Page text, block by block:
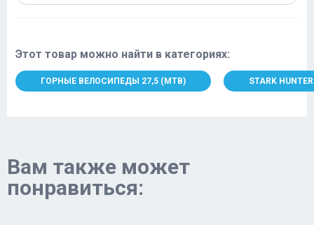
Этот товар можно найти в категориях:
ГОРНЫЕ ВЕЛОСИПЕДЫ 27,5 (MTB) STARK HUNTER
Вам также может
понравиться: